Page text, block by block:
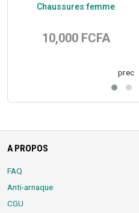
Chaussures femme
10,000 FCFA
prec
A PROPOS
FAQ
Anti-arnaque
CGU